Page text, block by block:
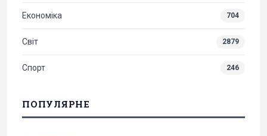
Економіка 704
Світ 2879
Спорт 246
ПОПУЛЯРНЕ